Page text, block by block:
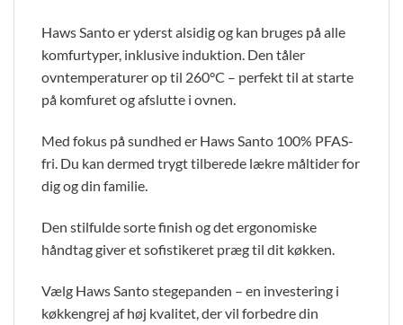
Haws Santo er yderst alsidig og kan bruges på alle
komfurtyper, inklusive induktion. Den tåler
ovntemperaturer op til 260°C – perfekt til at starte
på komfuret og afslutte i ovnen.
Med fokus på sundhed er Haws Santo 100% PFAS-
fri. Du kan dermed trygt tilberede lækre måltider for
dig og din familie.
Den stilfulde sorte finish og det ergonomiske
håndtag giver et sofistikeret præg til dit køkken.
Vælg Haws Santo stegepanden – en investering i
køkkengrej af høj kvalitet, der vil forbedre din